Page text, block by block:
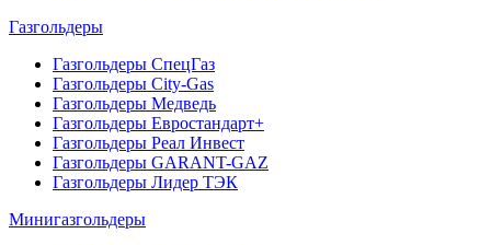
Газгольдеры
Газгольдеры СпецГаз
Газгольдеры City-Gas
Газгольдеры Медведь
Газгольдеры Евростандарт+
Газгольдеры Реал Инвест
Газгольдеры GARANT-GAZ
Газгольдеры Лидер ТЭК
Минигазгольдеры